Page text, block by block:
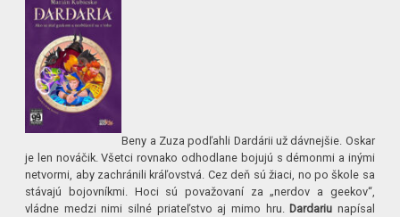
Beny a Zuza podľahli Dardárii už dávnejšie. Oskar
je len nováčik. Všetci rovnako odhodlane bojujú s démonmi a inými
netvormi, aby zachránili kráľovstvá. Cez deň sú žiaci, no po škole sa
stávajú bojovníkmi. Hoci sú považovaní za „nerdov a geekov“,
vládne medzi nimi silné priateľstvo aj mimo hru. Dardariu napísal